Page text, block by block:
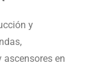
y
en